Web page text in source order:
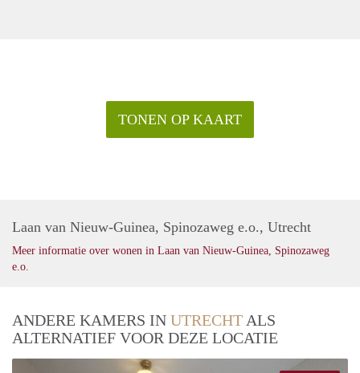
TONEN OP KAART
Laan van Nieuw-Guinea, Spinozaweg e.o., Utrecht
Meer informatie over wonen in Laan van Nieuw-Guinea, Spinozaweg
e.o.
ANDERE KAMERS IN UTRECHT ALS
ALTERNATIEF VOOR DEZE LOCATIE